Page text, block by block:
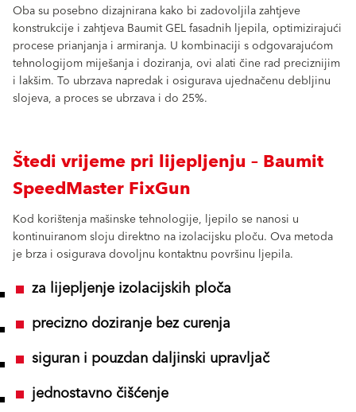
Oba su posebno dizajnirana kako bi zadovoljila zahtjeve
konstrukcije i zahtjeva Baumit GEL fasadnih ljepila, optimizirajući
procese prianjanja i armiranja. U kombinaciji s odgovarajućom
tehnologijom miješanja i doziranja, ovi alati čine rad preciznijim
i lakšim. To ubrzava napredak i osigurava ujednačenu debljinu
slojeva, a proces se ubrzava i do 25%.
Štedi vrijeme pri lijepljenju – Baumit
SpeedMaster FixGun
Kod korištenja mašinske tehnologije, ljepilo se nanosi u
kontinuiranom sloju direktno na izolacijsku ploču. Ova metoda
je brza i osigurava dovoljnu kontaktnu površinu ljepila.
za lijepljenje izolacijskih ploča
precizno doziranje bez curenja
siguran i pouzdan daljinski upravljač
jednostavno čišćenje